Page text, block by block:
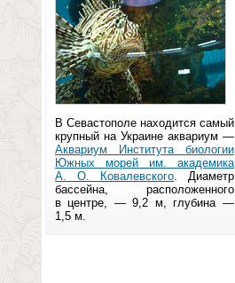
В Севастополе находится самый
крупный на Украине аквариум —
Аквариум Института биологии
Южных морей им. академика
А. О. Ковалевского. Диаметр
бассейна, расположенного
в центре, — 9,2 м, глубина —
1,5 м.